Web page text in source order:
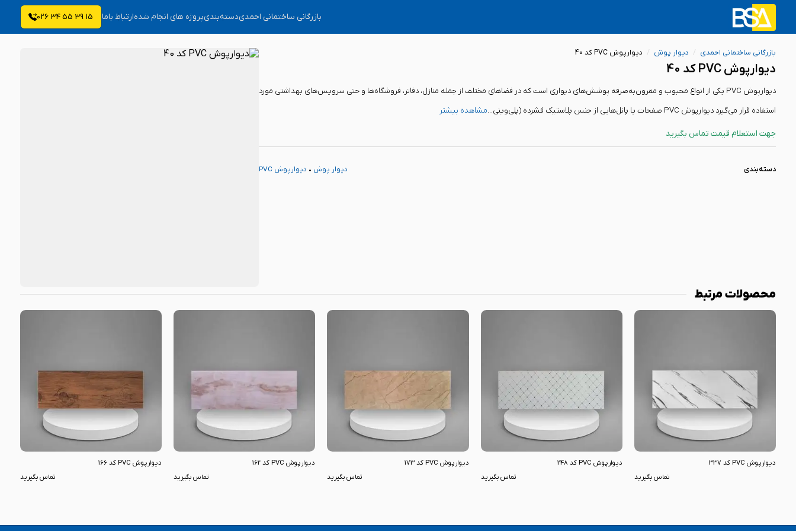
بازرگانی ساختمانی احمدیدسته‌بندیپروژه های انجام شدهارتباط باما 15 39 55 34 026
بازرگانی ساختمانی احمدی / دیوار پوش / دیوارپوش PVC کد 40
دیوارپوش PVC کد 40
دیوارپوش PVC یکی از انواع محبوب و مقرون‌به‌صرفه پوشش‌های دیواری است که در فضاهای مختلف از جمله منازل، دفاتر، فروشگاه‌ها و حتی سرویس‌های بهداشتی مورد
استفاده قرار می‌گیرد دیوارپوش PVC صفحات یا پانل‌هایی از جنس پلاستیک فشرده (پلی‌وینی...
مشاهده بیشتر
جهت استعلام قیمت تماس بگیرید
دسته‌بندی دیوار پوش • دیوارپوش PVC
محصولات مرتبط
دیوارپوش PVC کد 337
تماس بگیرید
دیوارپوش PVC کد 248
تماس بگیرید
دیوارپوش PVC کد 173
تماس بگیرید
دیوارپوش PVC کد 162
تماس بگیرید
دیوارپوش PVC کد 166
تماس بگیرید